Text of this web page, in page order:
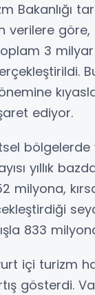
Bakanlığı
göre,
3
ediyor.
bölgelerde
yıllık
milyona,
833
yurt içi turizm
gösterdi.